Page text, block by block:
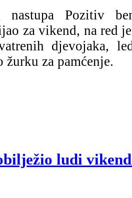
nastupa Pozitiv
za vikend, na red
djevojaka,
žurku za pamćenje.
ludi